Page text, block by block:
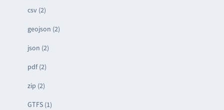
csv (2)
geojson (2)
json (2)
pdf (2)
zip (2)
GTFS (1)